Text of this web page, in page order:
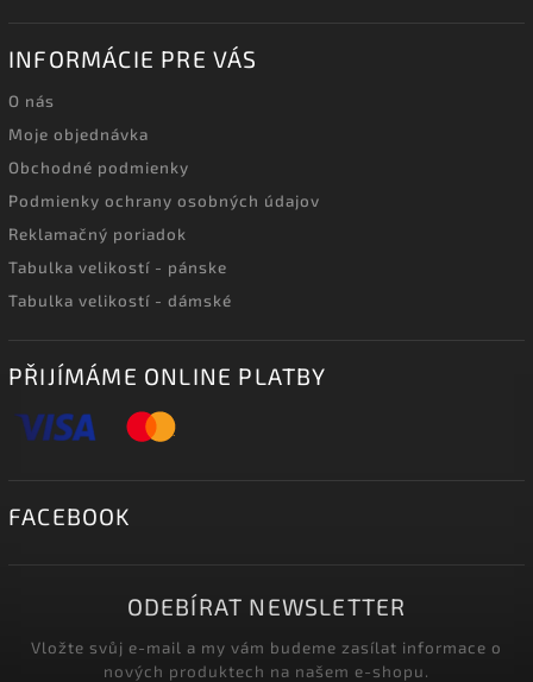
INFORMÁCIE PRE VÁS
O nás
Moje objednávka
Obchodné podmienky
Podmienky ochrany osobných údajov
Reklamačný poriadok
Tabulka velikostí - pánske
Tabulka velikostí - dámské
PŘIJÍMÁME ONLINE PLATBY
FACEBOOK
ODEBÍRAT NEWSLETTER
Vložte svůj e-mail a my vám budeme zasílat informace o
nových produktech na našem e-shopu.